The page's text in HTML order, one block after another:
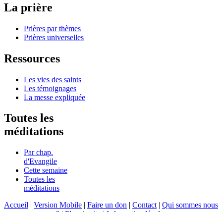
La prière
Prières par thèmes
Prières universelles
Ressources
Les vies des saints
Les témoignages
La messe expliquée
Toutes les
méditations
Par chap.
d'Evangile
Cette semaine
Toutes les
méditations
Accueil | Version Mobile | Faire un don | Contact | Qui sommes nous